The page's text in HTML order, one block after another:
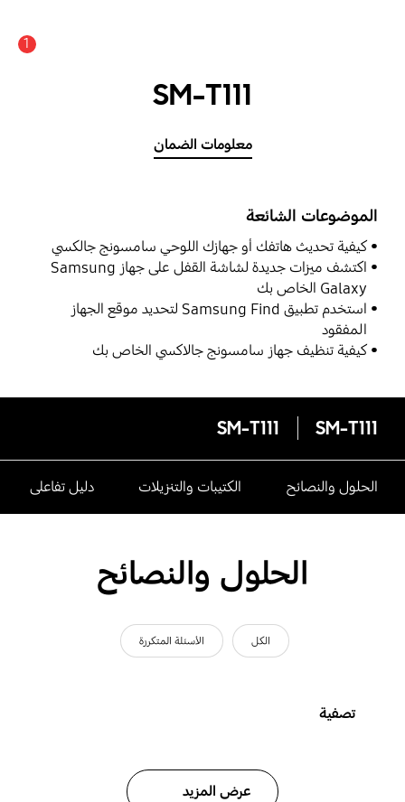
1
SM-T111
معلومات الضمان
الموضوعات الشائعة
كيفية تحديث هاتفك أو جهازك اللوحي سامسونج جالكسي
اكتشف ميزات جديدة لشاشة القفل على جهاز Samsung
Galaxy الخاص بك
استخدم تطبيق Samsung Find لتحديد موقع الجهاز
المفقود
كيفية تنظيف جهاز سامسونج جالاكسي الخاص بك
SM-T111
SM-T111
الحلول والنصائح الكتيبات والتنزيلات دليل تفاعلى
الحلول والنصائح
الكل الأسئلة المتكررة
تصفية
عرض المزيد